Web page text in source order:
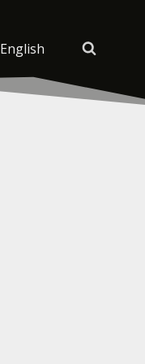
English